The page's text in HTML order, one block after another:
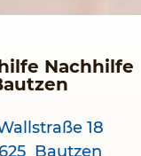
Nachhilfe
18
Bautzen